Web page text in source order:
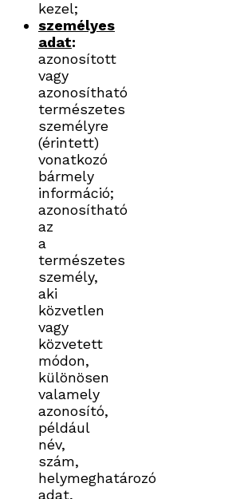
kezel;
személyes
adat:
azonosított
vagy
azonosítható
természetes
személyre
(érintett)
vonatkozó
bármely
információ;
azonosítható
az
a
természetes
személy,
aki
közvetlen
vagy
közvetett
módon,
különösen
valamely
azonosító,
például
név,
szám,
helymeghatározó
adat,